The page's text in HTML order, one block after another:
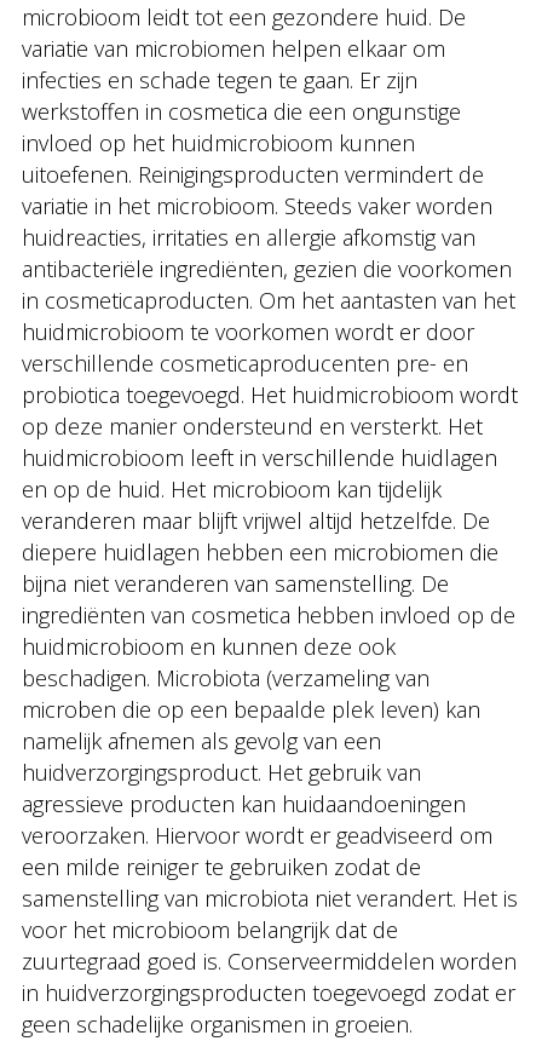
microbioom leidt tot een gezondere huid. De
variatie van microbiomen helpen elkaar om
infecties en schade tegen te gaan. Er zijn
werkstoffen in cosmetica die een ongunstige
invloed op het huidmicrobioom kunnen
uitoefenen. Reinigingsproducten vermindert de
variatie in het microbioom. Steeds vaker worden
huidreacties, irritaties en allergie afkomstig van
antibacteriële ingrediënten, gezien die voorkomen
in cosmeticaproducten. Om het aantasten van het
huidmicrobioom te voorkomen wordt er door
verschillende cosmeticaproducenten pre- en
probiotica toegevoegd. Het huidmicrobioom wordt
op deze manier ondersteund en versterkt. Het
huidmicrobioom leeft in verschillende huidlagen
en op de huid. Het microbioom kan tijdelijk
veranderen maar blijft vrijwel altijd hetzelfde. De
diepere huidlagen hebben een microbiomen die
bijna niet veranderen van samenstelling. De
ingrediënten van cosmetica hebben invloed op de
huidmicrobioom en kunnen deze ook
beschadigen. Microbiota (verzameling van
microben die op een bepaalde plek leven) kan
namelijk afnemen als gevolg van een
huidverzorgingsproduct. Het gebruik van
agressieve producten kan huidaandoeningen
veroorzaken. Hiervoor wordt er geadviseerd om
een milde reiniger te gebruiken zodat de
samenstelling van microbiota niet verandert. Het is
voor het microbioom belangrijk dat de
zuurtegraad goed is. Conserveermiddelen worden
in huidverzorgingsproducten toegevoegd zodat er
geen schadelijke organismen in groeien.